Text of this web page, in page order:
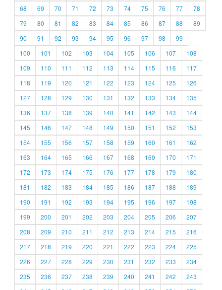
68
69 70 71 72 73 74 75 76 77
78
79
80 81 82 83 84 85 86 87 88
89
90
91 92 93 94 95 96 97 98
99
100
101 102 103 104 105 106 107
108
109
110 111 112 113 114 115 116
117
118
119 120 121 122 123 124 125
126
127
128 129 130 131 132 133 134
135
136
137 138 139 140 141 142 143
144
145
146 147 148 149 150 151 152
153
154
155 156 157 158 159 160 161
162
163
164 165 166 167 168 169 170
171
172
173 174 175 176 177 178 179
180
181
182 183 184 185 186 187 188
189
190
191 192 193 194 195 196 197
198
199
200 201 202 203 204 205 206
207
208
209 210 211 212 213 214 215
216
217
218 219 220 221 222 223 224
225
226
227 228 229 230 231 232 233
234
235
236 237 238 239 240 241 242
243